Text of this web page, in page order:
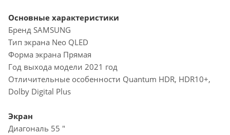
Основные характеристики
Бренд SAMSUNG
Тип экрана Neo QLED
Форма экрана Прямая
Год выхода модели 2021 год
Отличительные особенности Quantum HDR, HDR10+,
Dolby Digital Plus
Экран
Диагональ 55 "